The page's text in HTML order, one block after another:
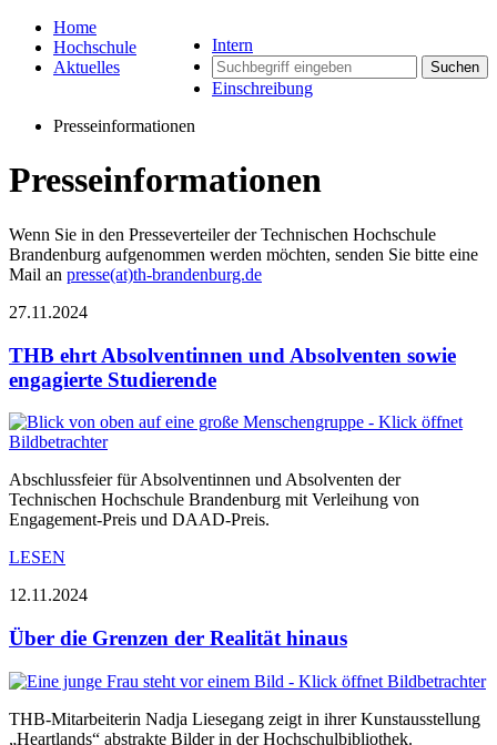
Intern
Suchen
Einschreibung
Home
Hochschule
Aktuelles
Presseinformationen
Presseinformationen
Wenn Sie in den Presseverteiler der Technischen Hochschule
Brandenburg aufgenommen werden möchten, senden Sie bitte eine
Mail an presse(at)th-brandenburg.de
27.11.2024
THB ehrt Absolventinnen und Absolventen sowie
engagierte Studierende
Abschlussfeier für Absolventinnen und Absolventen der
Technischen Hochschule Brandenburg mit Verleihung von
Engagement-Preis und DAAD-Preis.
LESEN
12.11.2024
Über die Grenzen der Realität hinaus
THB-Mitarbeiterin Nadja Liesegang zeigt in ihrer Kunstausstellung
„Heartlands“ abstrakte Bilder in der Hochschulbibliothek.